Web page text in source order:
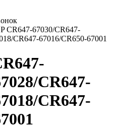
CR647-67030/CR647-
CR647-67016/CR650-67001
CR647-
CR647-